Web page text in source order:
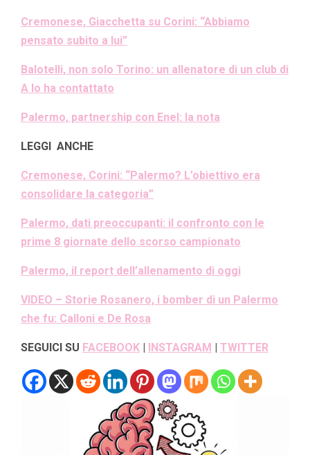
Cremonese, Giacchetta su Corini: “Abbiamo
pensato subito a lui”
Balotelli, non solo Torino: un allenatore di un club di
A lo ha contattato
Palermo, partnership con Enel: la nota
LEGGI ANCHE
Cremonese, Corini: “Palermo? L’obiettivo era
consolidare la categoria”
Palermo, dati preoccupanti: il confronto con le
prime 8 giornate dello scorso campionato
Palermo, il report dell’allenamento di oggi
VIDEO – Storie Rosanero, i bomber di un Palermo
che fu: Calloni e De Rosa
SEGUICI SU FACEBOOK | INSTAGRAM | TWITTER